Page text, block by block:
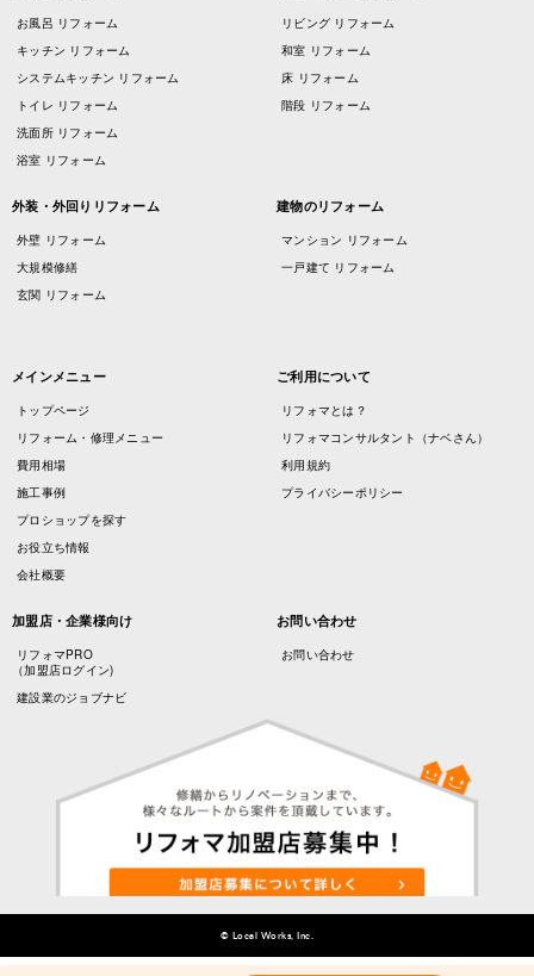
お風呂 リフォーム
キッチン リフォーム
システムキッチン リフォーム
トイレ リフォーム
洗面所 リフォーム
浴室 リフォーム
リビング リフォーム
和室 リフォーム
床 リフォーム
階段 リフォーム
外装・外回りリフォーム
外壁 リフォーム
大規模修繕
玄関 リフォーム
建物のリフォーム
マンション リフォーム
一戸建て リフォーム
メインメニュー
トップページ
リフォーム・修理メニュー
費用相場
施工事例
プロショップを探す
お役立ち情報
会社概要
ご利用について
リフォマとは？
リフォマコンサルタント（ナベさん）
利用規約
プライバシーポリシー
加盟店・企業様向け
リフォマPRO
（加盟店ログイン)
建設業のジョブナビ
お問い合わせ
お問い合わせ
© Local Works, Inc.